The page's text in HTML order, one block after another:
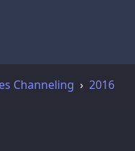
Channeling 2016